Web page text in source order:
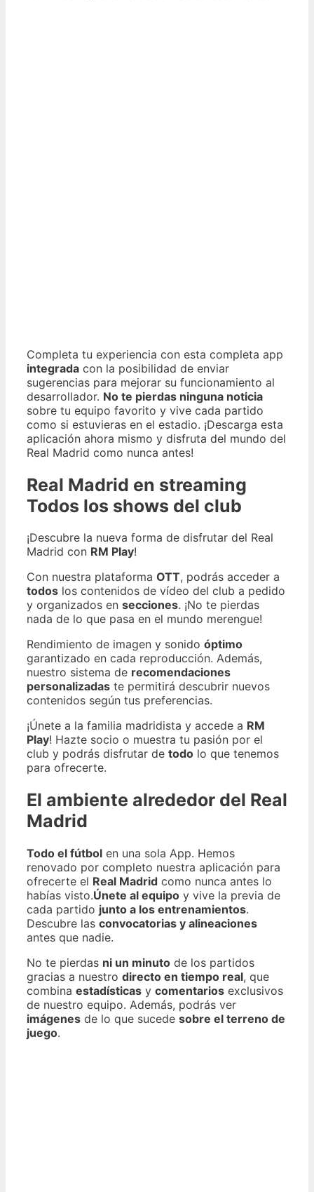
Completa tu experiencia con esta completa app
integrada con la posibilidad de enviar
sugerencias para mejorar su funcionamiento al
desarrollador. No te pierdas ninguna noticia
sobre tu equipo favorito y vive cada partido
como si estuvieras en el estadio. ¡Descarga esta
aplicación ahora mismo y disfruta del mundo del
Real Madrid como nunca antes!
Real Madrid en streaming
Todos los shows del club
¡Descubre la nueva forma de disfrutar del Real
Madrid con RM Play!
Con nuestra plataforma OTT, podrás acceder a
todos los contenidos de vídeo del club a pedido
y organizados en secciones. ¡No te pierdas
nada de lo que pasa en el mundo merengue!
Rendimiento de imagen y sonido óptimo
garantizado en cada reproducción. Además,
nuestro sistema de recomendaciones
personalizadas te permitirá descubrir nuevos
contenidos según tus preferencias.
¡Únete a la familia madridista y accede a RM
Play! Hazte socio o muestra tu pasión por el
club y podrás disfrutar de todo lo que tenemos
para ofrecerte.
El ambiente alrededor del Real
Madrid
Todo el fútbol en una sola App. Hemos
renovado por completo nuestra aplicación para
ofrecerte el Real Madrid como nunca antes lo
habías visto.Únete al equipo y vive la previa de
cada partido junto a los entrenamientos.
Descubre las convocatorias y alineaciones
antes que nadie.
No te pierdas ni un minuto de los partidos
gracias a nuestro directo en tiempo real, que
combina estadísticas y comentarios exclusivos
de nuestro equipo. Además, podrás ver
imágenes de lo que sucede sobre el terreno de
juego.